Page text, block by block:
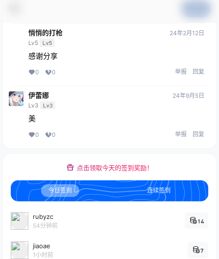
悄悄的打枪
Lv5 Lv5
24年2月12日
感谢分享
0 0 举报 回复
伊蕾娜
Lv3 Lv3
24年9月5日
美
0 0 举报 回复
点击领取今天的签到奖励！
今日签到 连续签到
rubyzc
54分钟前
14
jiaoae
1小时前
7